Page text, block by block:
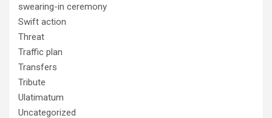
swearing-in ceremony
Swift action
Threat
Traffic plan
Transfers
Tribute
Ulatimatum
Uncategorized